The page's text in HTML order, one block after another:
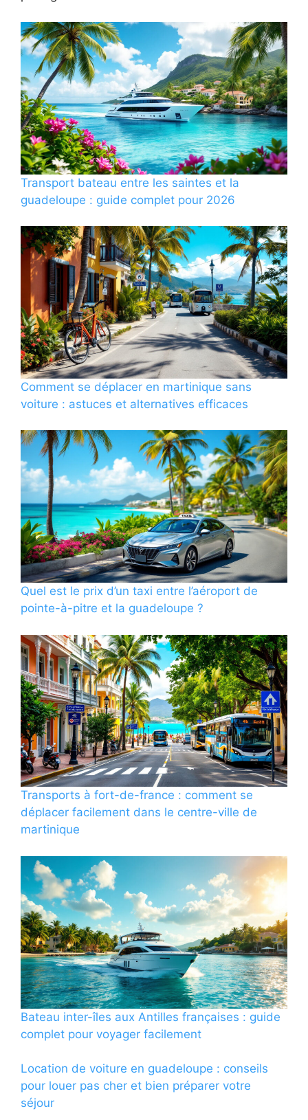
Transport bateau entre les saintes et la
guadeloupe : guide complet pour 2026
Comment se déplacer en martinique sans
voiture : astuces et alternatives efficaces
Quel est le prix d’un taxi entre l’aéroport de
pointe-à-pitre et la guadeloupe ?
Transports à fort-de-france : comment se
déplacer facilement dans le centre-ville de
martinique
Bateau inter-îles aux Antilles françaises : guide
complet pour voyager facilement
Location de voiture en guadeloupe : conseils
pour louer pas cher et bien préparer votre
séjour